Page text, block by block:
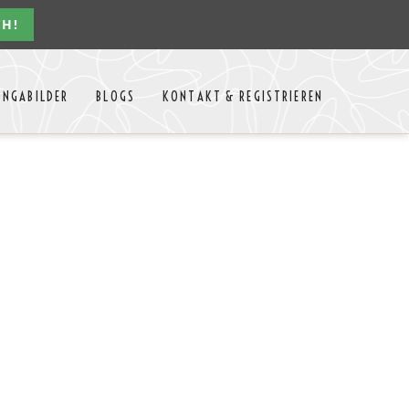
Jahres
BLOGS KONTAKT & REGISTRIEREN
Kontakt